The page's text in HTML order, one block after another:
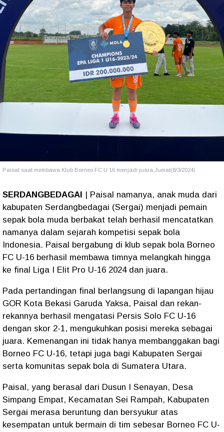
Paisal saat membawa Klub Borneo FC U 16 menjadi juara,Jumat(8/3/2024)
SERDANGBEDAGAI | Paisal namanya, anak muda dari
kabupaten Serdangbedagai (Sergai) menjadi pemain
sepak bola muda berbakat telah berhasil mencatatkan
namanya dalam sejarah kompetisi sepak bola
Indonesia. Paisal bergabung di klub sepak bola Borneo
FC U-16 berhasil membawa timnya melangkah hingga
ke final Liga I Elit Pro U-16 2024 dan juara.
Pada pertandingan final berlangsung di lapangan hijau
GOR Kota Bekasi Garuda Yaksa, Paisal dan rekan-
rekannya berhasil mengatasi Persis Solo FC U-16
dengan skor 2-1, mengukuhkan posisi mereka sebagai
juara. Kemenangan ini tidak hanya membanggakan bagi
Borneo FC U-16, tetapi juga bagi Kabupaten Sergai
serta komunitas sepak bola di Sumatera Utara.
Paisal, yang berasal dari Dusun I Senayan, Desa
Simpang Empat, Kecamatan Sei Rampah, Kabupaten
Sergai merasa beruntung dan bersyukur atas
kesempatan untuk bermain di tim sebesar Borneo FC U-